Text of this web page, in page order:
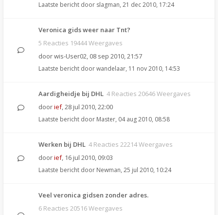
Laatste bericht door slagman, 21 dec 2010, 17:24
Veronica gids weer naar Tnt?
5 Reacties 19444 Weergaves
doorwis-User02, 08 sep 2010, 21:57
Laatste bericht doorwandelaar, 11 nov 2010, 14:53
Aardigheidje bij DHL 4 Reacties 20646 Weergaves
doorief,28 jul 2010, 22:00
Laatste bericht door Master, 04 aug 2010, 08:58
Werken bij DHL 4 Reacties 22214 Weergaves
doorief, 16 jul 2010, 09:03
Laatste bericht door Newman, 25 jul 2010, 10:24
Veel veronica gidsen zonder adres.
6 Reacties 20516 Weergaves